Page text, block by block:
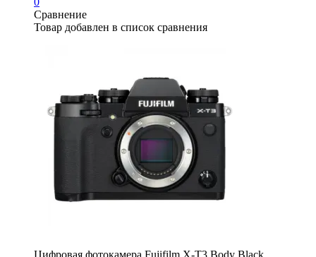
Сравнение
Товар добавлен в список сравнения
Цифровая фотокамера Fujifilm X-T3 Body Black